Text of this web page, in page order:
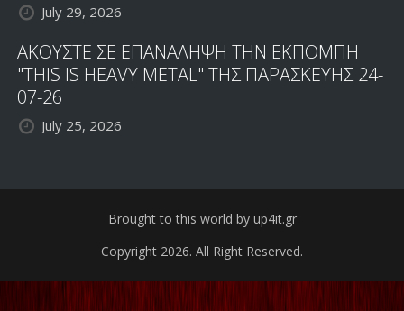
July 29, 2026
ΑΚΟΥΣΤΕ ΣΕ ΕΠΑΝΑΛΗΨΗ ΤΗΝ ΕΚΠΟΜΠΗ
"THIS IS HEAVY METAL" ΤΗΣ ΠΑΡΑΣΚΕΥΗΣ 24-
07-26
July 25, 2026
Brought to this world by up4it.gr
Copyright 2026. All Right Reserved.